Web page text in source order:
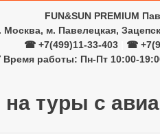
FUN&SUN PREMIUM
Москва, м. Павелецкая,
☎ +7(499)11-33-403
☎
Время работы: Пн-Пт 10:00-
на туры с